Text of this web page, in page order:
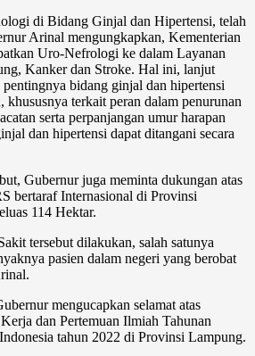
di Bidang Ginjal dan Hipertensi, telah
Arinal mengungkapkan, Kementerian
Uro-Nefrologi ke dalam Layanan
Kanker dan Stroke. Hal ini, lanjut
bidang ginjal dan hipertensi
khususnya terkait peran dalam penurunan
serta perpanjangan umur harapan
dan hipertensi dapat ditangani secara
Gubernur juga meminta dukungan atas
bertaraf Internasional di Provinsi
114 Hektar.
tersebut dilakukan, salah satunya
pasien dalam negeri yang berobat
mengucapkan selamat atas
dan Pertemuan Ilmiah Tahunan
tahun 2022 di Provinsi Lampung.